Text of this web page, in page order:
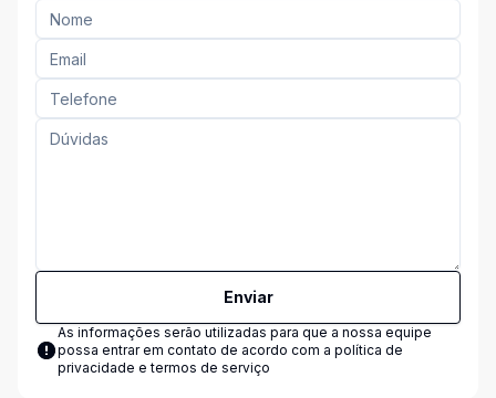
Enviar
As informações serão utilizadas para que a nossa equipe
possa entrar em contato de acordo com a política de
privacidade e termos de serviço